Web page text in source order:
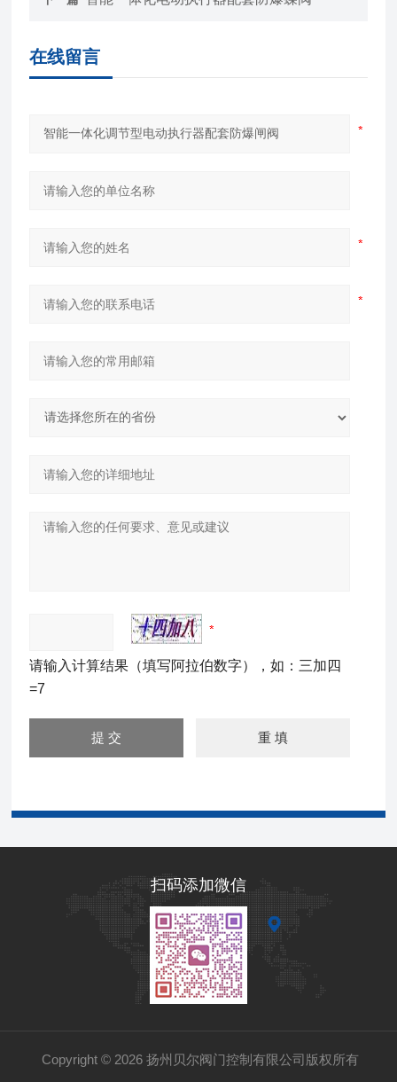
在线留言
请输入计算结果（填写阿拉伯数字），如：三加四
=7
扫码添加微信
Copyright © 2026 扬州贝尔阀门控制有限公司版权所有